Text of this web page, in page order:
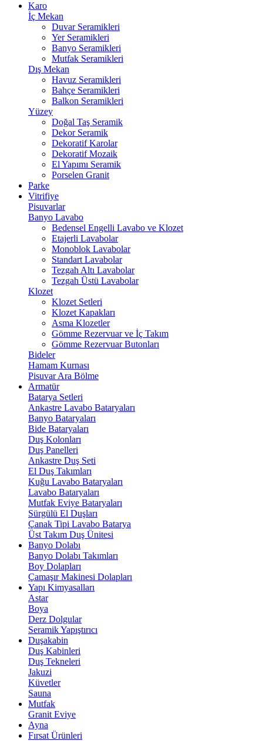
Karo
İç Mekan
Duvar Seramikleri
Yer Seramikleri
Banyo Seramikleri
Mutfak Seramikleri
Dış Mekan
Havuz Seramikleri
Bahçe Seramikleri
Balkon Seramikleri
Yüzey
Doğal Taş Seramik
Dekor Seramik
Dekoratif Karolar
Dekoratif Mozaik
El Yapımı Seramik
Porselen Granit
Parke
Vitrifiye
Pisuvarlar
Banyo Lavabo
Bedensel Engelli Lavabo ve Klozet
Etajerli Lavabolar
Monoblok Lavabolar
Standart Lavabolar
Tezgah Altı Lavabolar
Tezgah Üstü Lavabolar
Klozet
Klozet Setleri
Klozet Kapakları
Asma Klozetler
Gömme Rezervuar ve İç Takım
Gömme Rezervuar Butonları
Bideler
Hamam Kurnası
Pisuvar Ara Bölme
Armatür
Batarya Setleri
Ankastre Lavabo Bataryaları
Banyo Bataryaları
Bide Bataryaları
Duş Kolonları
Duş Panelleri
Ankastre Duş Seti
El Duş Takımları
Kuğu Lavabo Bataryaları
Lavabo Bataryaları
Mutfak Eviye Bataryaları
Sürgülü El Duşları
Çanak Tipi Lavabo Batarya
Üst Takım Duş Ünitesi
Banyo Dolabı
Banyo Dolabı Takımları
Boy Dolapları
Çamaşır Makinesi Dolapları
Yapı Kimyasalları
Astar
Boya
Derz Dolgular
Seramik Yapıştırıcı
Duşakabin
Duş Kabinleri
Duş Tekneleri
Jakuzi
Küvetler
Sauna
Mutfak
Granit Eviye
Ayna
Fırsat Ürünleri